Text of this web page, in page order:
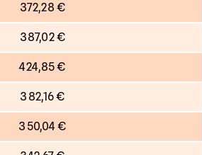
372,28 €
387,02 €
424,85 €
382,16 €
350,04 €